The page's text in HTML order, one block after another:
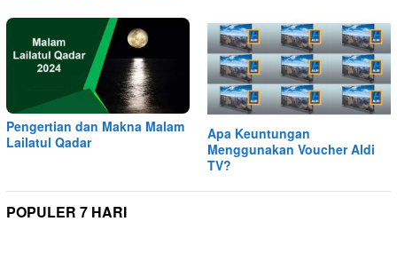
Pengertian dan Makna Malam
Lailatul Qadar
Apa Keuntungan
Menggunakan Voucher Aldi
TV?
POPULER 7 HARI